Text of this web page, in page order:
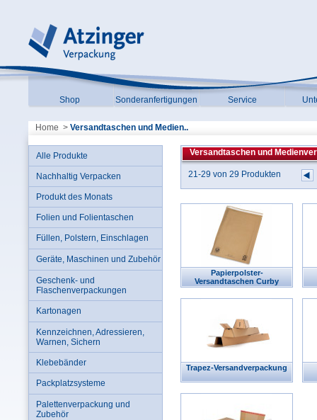
Shop Sonderanfertigungen Service
Home > Versandtaschen und Medien..
Versandtaschen und
21-29 von 29 Produkten
Papierpolster-
Versandtaschen Curby
Mailer™ SALE%
Trapez-Versandverpackung
Alle Produkte
Nachhaltig Verpacken
Produkt des Monats
Folien und Folientaschen
Füllen, Polstern, Einschlagen
Geräte, Maschinen und Zubehör
Geschenk- und
Flaschenverpackungen
Kartonagen
Kennzeichnen, Adressieren,
Warnen, Sichern
Klebebänder
Packplatzsysteme
Palettenverpackung und
Zubehör